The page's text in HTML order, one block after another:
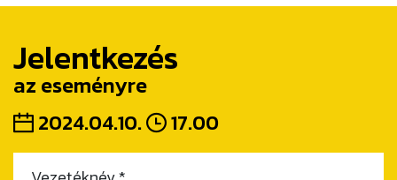
Jelentkezés
az eseményre
2024.04.10. 17.00